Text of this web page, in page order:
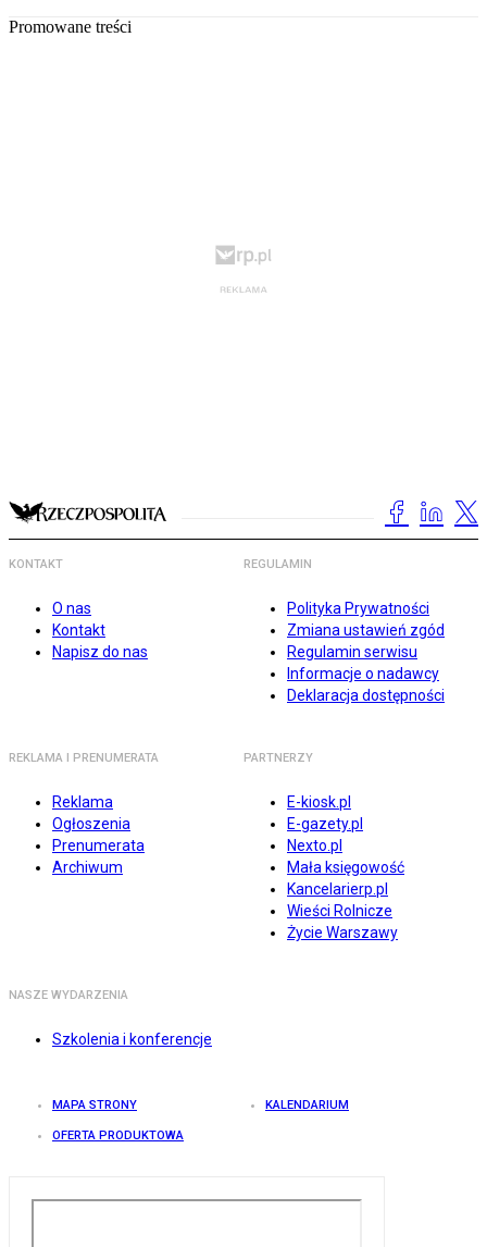
Promowane treści
KONTAKT
O nas
Kontakt
Napisz do nas
REGULAMIN
Polityka Prywatności
Zmiana ustawień zgód
Regulamin serwisu
Informacje o nadawcy
Deklaracja dostępności
REKLAMA I PRENUMERATA
Reklama
Ogłoszenia
Prenumerata
Archiwum
PARTNERZY
E-kiosk.pl
E-gazety.pl
Nexto.pl
Mała księgowość
Kancelarierp.pl
Wieści Rolnicze
Życie Warszawy
NASZE WYDARZENIA
Szkolenia i konferencje
MAPA STRONY KALENDARIUM
OFERTA PRODUKTOWA